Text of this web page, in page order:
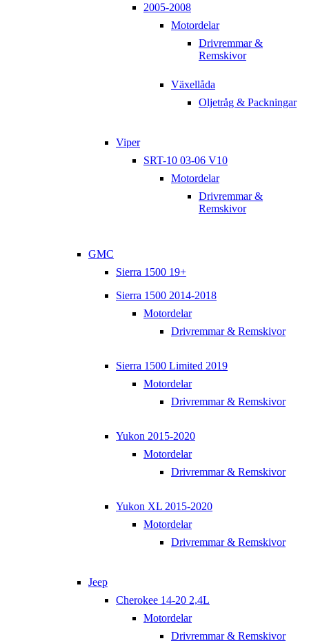
2005-2008
Motordelar
Drivremmar &
Remskivor
Växellåda
Oljetråg & Packningar
Viper
SRT-10 03-06 V10
Motordelar
Drivremmar &
Remskivor
GMC
Sierra 1500 19+
Sierra 1500 2014-2018
Motordelar
Drivremmar & Remskivor
Sierra 1500 Limited 2019
Motordelar
Drivremmar & Remskivor
Yukon 2015-2020
Motordelar
Drivremmar & Remskivor
Yukon XL 2015-2020
Motordelar
Drivremmar & Remskivor
Jeep
Cherokee 14-20 2,4L
Motordelar
Drivremmar & Remskivor